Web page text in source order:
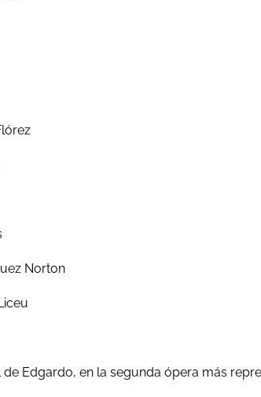
Edgardo, en la segunda ópera más